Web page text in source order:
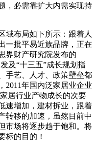
，必需靠扩大内需实现持
布局如下所示：跟着人
一批平易近族品牌，正在
界财产研究院发布的
及“十三五”成长规划指
手艺、人才、政策壁垒都
2011年国内泛家居业企业
居行业产物成长的次要
速增加，建材拆业，跟着
转移的加速，虽然目前中
市场将逐步趋于饱和。将
标的目的！